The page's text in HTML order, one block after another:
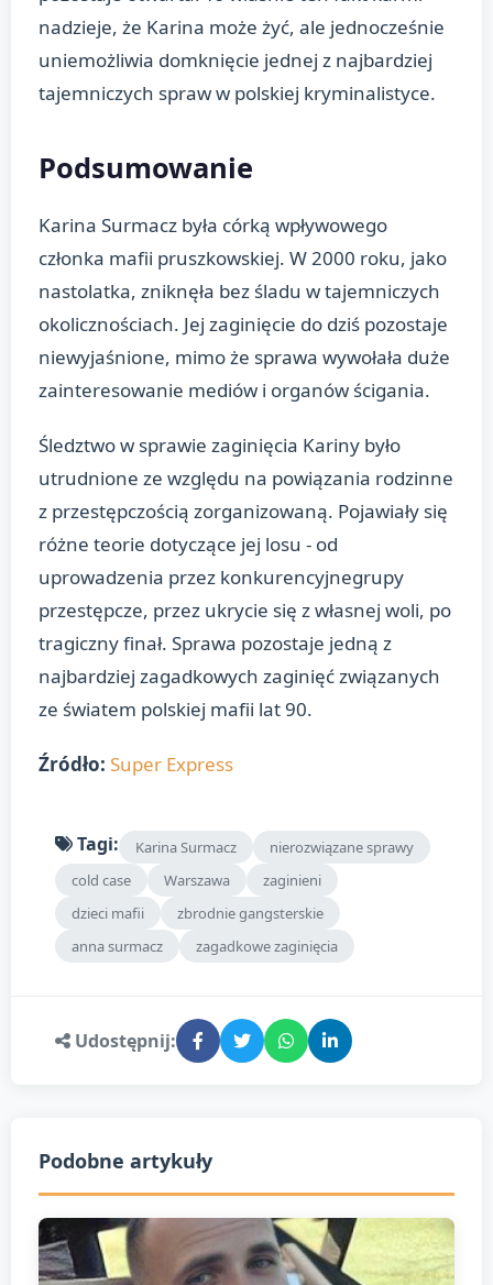
nadzieje, że Karina może żyć, ale jednocześnie
uniemożliwia domknięcie jednej z najbardziej
tajemniczych spraw w polskiej kryminalistyce.
Podsumowanie
Karina Surmacz była córką wpływowego
członka mafii pruszkowskiej. W 2000 roku, jako
nastolatka, zniknęła bez śladu w tajemniczych
okolicznościach. Jej zaginięcie do dziś pozostaje
niewyjaśnione, mimo że sprawa wywołała duże
zainteresowanie mediów i organów ścigania.
Śledztwo w sprawie zaginięcia Kariny było
utrudnione ze względu na powiązania rodzinne
z przestępczością zorganizowaną. Pojawiały się
różne teorie dotyczące jej losu - od
uprowadzenia przez konkurencyjnegrupy
przestępcze, przez ukrycie się z własnej woli, po
tragiczny finał. Sprawa pozostaje jedną z
najbardziej zagadkowych zaginięć związanych
ze światem polskiej mafii lat 90.
Źródło: Super Express
Tagi: Karina Surmacz
nierozwiązane sprawy
cold case
Warszawa
zaginieni
dzieci mafii
zbrodnie gangsterskie
anna surmacz
zagadkowe zaginięcia
Udostępnij:
Podobne artykuły